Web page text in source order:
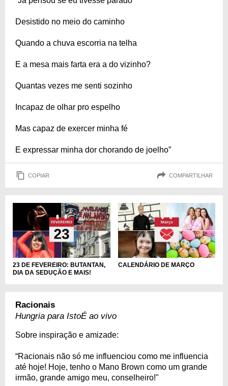
Desistido no meio do caminho
Quando a chuva escorria na telha
E a mesa mais farta era a do vizinho?
Quantas vezes me senti sozinho
Incapaz de olhar pro espelho
Mas capaz de exercer minha fé
E expressar minha dor chorando de joelho”
COPIAR COMPARTILHAR
23 DE FEVEREIRO: BUTANTAN,
DIA DA SEDUÇÃO E MAIS!
CALENDÁRIO DE MARÇO
Racionais
Hungria para IstoÉ ao vivo
Sobre inspiração e amizade:
“Racionais não só me influenciou como me influencia
até hoje! Hoje, tenho o Mano Brown como um grande
irmão, grande amigo meu, conselheiro!"